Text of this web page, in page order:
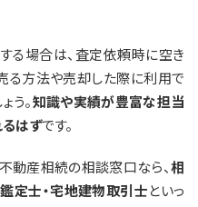
する場合は、査定依頼時に空き
る方法や売却した際に利用で
う。知識や実績が豊富な担当
るはずです。
動産相続の相談窓口なら、相
定士・宅地建物取引士といっ